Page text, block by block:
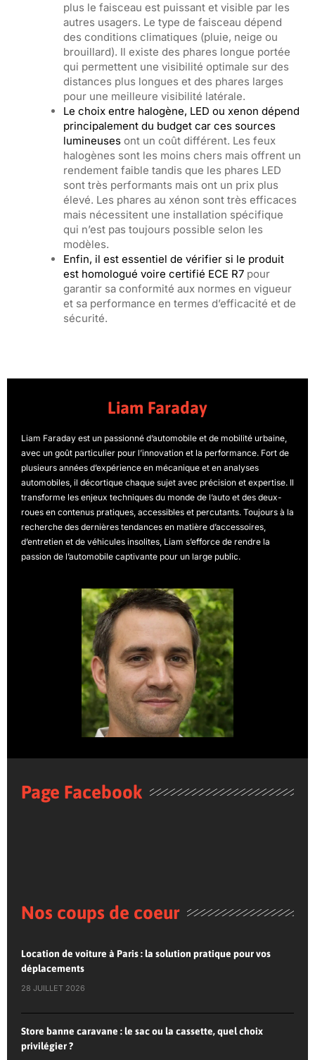
plus le faisceau est puissant et visible par les
autres usagers. Le type de faisceau dépend
des conditions climatiques (pluie, neige ou
brouillard). Il existe des phares longue portée
qui permettent une visibilité optimale sur des
distances plus longues et des phares larges
pour une meilleure visibilité latérale.
Le choix entre halogène, LED ou xenon dépend
principalement du budget car ces sources
lumineuses ont un coût différent. Les feux
halogènes sont les moins chers mais offrent un
rendement faible tandis que les phares LED
sont très performants mais ont un prix plus
élevé. Les phares au xénon sont très efficaces
mais nécessitent une installation spécifique
qui n’est pas toujours possible selon les
modèles.
Enfin, il est essentiel de vérifier si le produit
est homologué voire certifié ECE R7 pour
garantir sa conformité aux normes en vigueur
et sa performance en termes d’efficacité et de
sécurité.
Liam Faraday
Liam Faraday est un passionné d’automobile et de mobilité urbaine,
avec un goût particulier pour l’innovation et la performance. Fort de
plusieurs années d’expérience en mécanique et en analyses
automobiles, il décortique chaque sujet avec précision et expertise. Il
transforme les enjeux techniques du monde de l’auto et des deux-
roues en contenus pratiques, accessibles et percutants. Toujours à la
recherche des dernières tendances en matière d’accessoires,
d’entretien et de véhicules insolites, Liam s’efforce de rendre la
passion de l’automobile captivante pour un large public.
Page Facebook
Nos coups de coeur
Location de voiture à Paris : la solution pratique pour vos
déplacements
28 JUILLET 2026
Store banne caravane : le sac ou la cassette, quel choix
privilégier ?